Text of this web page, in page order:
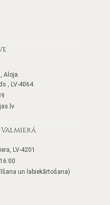
Aloja
, LV-4064
LV-4201
un labiekārtošana)